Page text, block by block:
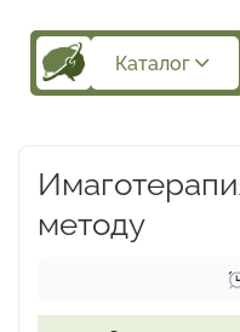
Каталог
методу